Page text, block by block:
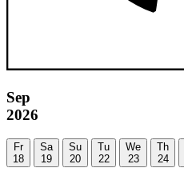
Sep
2026
Fr
18
Sa
19
Su
20
Tu
22
We
23
Th
24